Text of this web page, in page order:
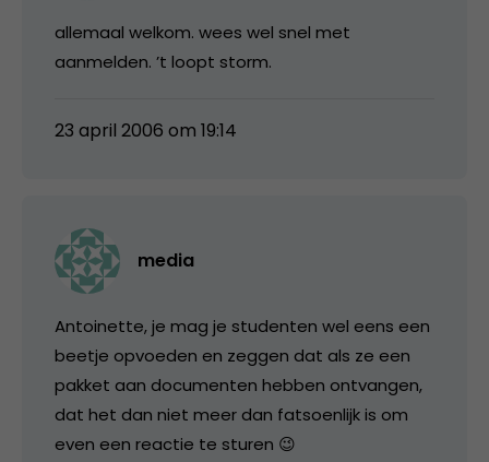
allemaal welkom. wees wel snel met
aanmelden. ’t loopt storm.
23 april 2006 om 19:14
media
Antoinette, je mag je studenten wel eens een
beetje opvoeden en zeggen dat als ze een
pakket aan documenten hebben ontvangen,
dat het dan niet meer dan fatsoenlijk is om
even een reactie te sturen 😉